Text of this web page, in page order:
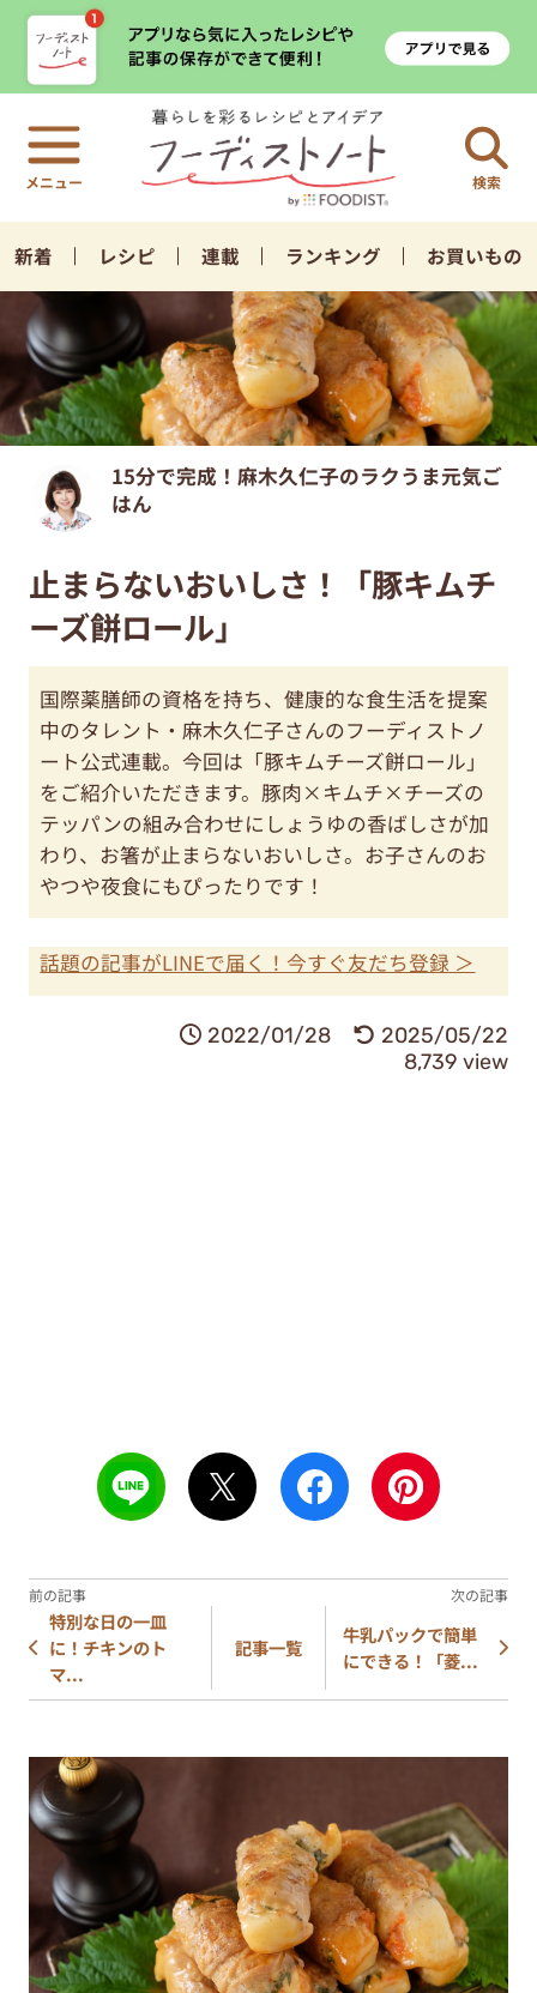
検索
新着 レシピ 連載 ランキング お買いもの
15分で完成！麻木久仁子のラクうま元気ご
はん
止まらないおいしさ！「豚キムチ
ーズ餅ロール」
国際薬膳師の資格を持ち、健康的な食生活を提案
中のタレント・麻木久仁子さんのフーディストノ
ート公式連載。今回は「豚キムチーズ餅ロール」
をご紹介いただきます。豚肉×キムチ×チーズの
テッパンの組み合わせにしょうゆの香ばしさが加
わり、お箸が止まらないおいしさ。お子さんのお
やつや夜食にもぴったりです！
話題の記事がLINEで届く！今すぐ友だち登録 ＞
2022/01/28
2025/05/22
8,739 view
特別な日の一皿
に！チキンのト
マ...
記事一覧
牛乳パックで簡単
にできる！「菱...